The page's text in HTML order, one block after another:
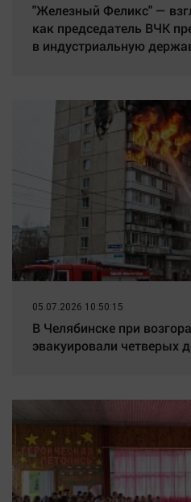
"Железный Феликс" —
как председатель ВЧК
в индустриальную
05.07.2026 10:50:15
В Челябинске при
эвакуировали четверых